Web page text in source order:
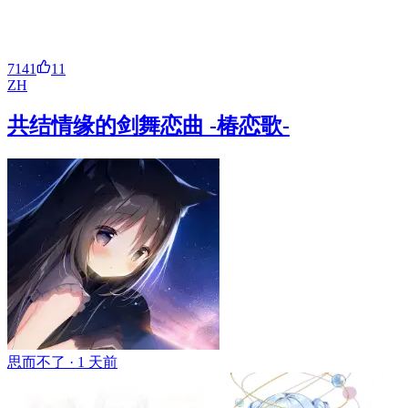
7141
11
ZH
共结情缘的剑舞恋曲 -椿恋歌-
思而不了 · 1 天前